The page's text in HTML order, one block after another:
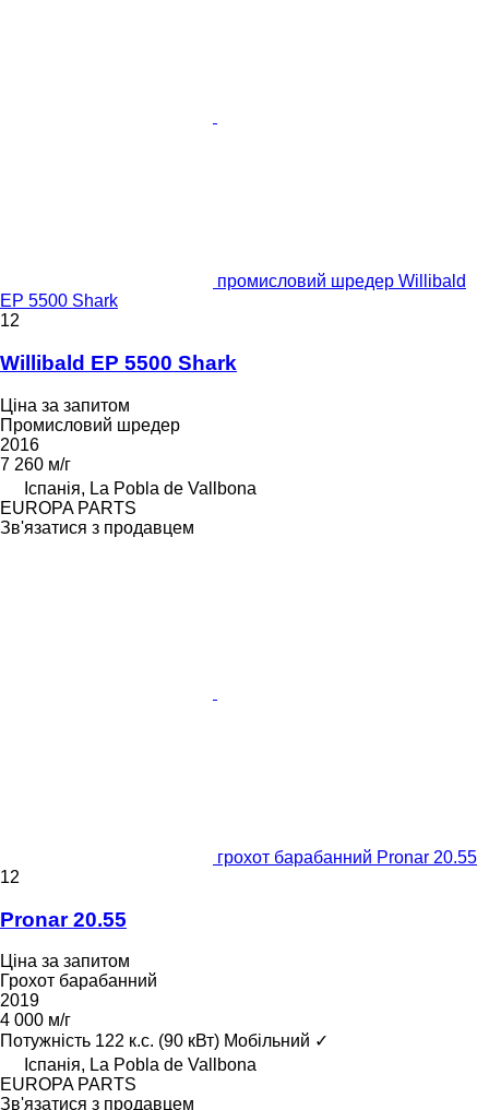
промисловий шредер Willibald
EP 5500 Shark
12
Willibald EP 5500 Shark
Ціна за запитом
Промисловий шредер
2016
7 260 м/г
Іспанія, La Pobla de Vallbona
EUROPA PARTS
Зв'язатися з продавцем
грохот барабанний Pronar 20.55
12
Pronar 20.55
Ціна за запитом
Грохот барабанний
2019
4 000 м/г
Потужність 122 к.с. (90 кВт) Мобільний ✓
Іспанія, La Pobla de Vallbona
EUROPA PARTS
Зв'язатися з продавцем